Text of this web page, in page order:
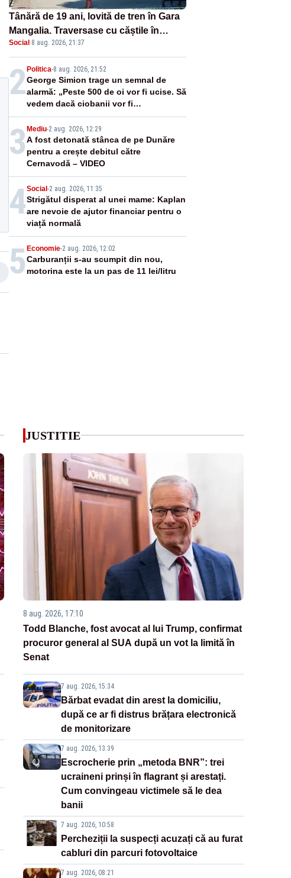
Tânără de 19 ani, lovită de tren în Gara
Mangalia. Traversase cu căștile în
urechi liniile printr-un loc nepermis
Social·8 aug. 2026, 21:37
2Politica-8 aug. 2026, 21:52
George Simion trage un semnal de
alarmă: „Peste 500 de oi vor fi ucise. Să
vedem dacă ciobanii vor fi
despăgubiți”
3 Mediu-2 aug. 2026, 12:29
A fost detonată stânca de pe Dunăre
pentru a crește debitul către
Cernavodă – VIDEO
4Social-2 aug. 2026, 11:35
Strigătul disperat al unei mame: Kaplan
are nevoie de ajutor financiar pentru o
viață normală
5 Economie-2 aug. 2026, 12:02
Carburanții s-au scumpit din nou,
motorina este la un pas de 11 lei/litru
JUSTITIE
8 aug. 2026, 17:10
Todd Blanche, fost avocat al lui Trump, confirmat
procuror general al SUA după un vot la limită în
Senat
7 aug. 2026, 15:34
Bărbat evadat din arest la domiciliu,
după ce ar fi distrus brățara electronică
de monitorizare
7 aug. 2026, 13:39
Escrocherie prin „metoda BNR”: trei
ucraineni prinși în flagrant și arestați.
Cum convingeau victimele să le dea
banii
7 aug. 2026, 10:58
Percheziții la suspecți acuzați că au furat
cabluri din parcuri fotovoltaice
7 aug. 2026, 08:21